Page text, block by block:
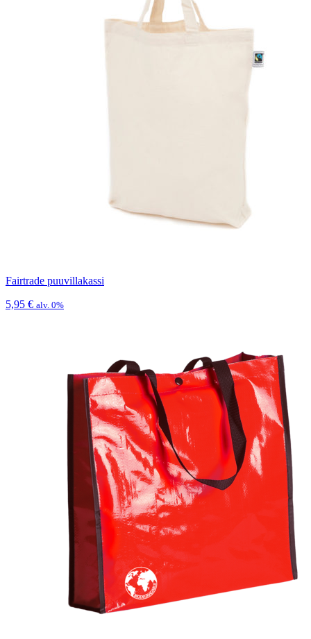
Fairtrade puuvillakassi
5,95 € alv. 0%